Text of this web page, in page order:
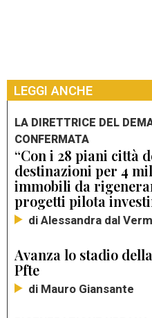
LEGGI ANCHE
LA DIRETTRICE DEL
CONFERMATA
“Con i 28 piani città
destinazioni per 4
immobili da
progetti pilota
di Alessandra dal
Avanza lo stadio
Pfte
di Mauro Giansante